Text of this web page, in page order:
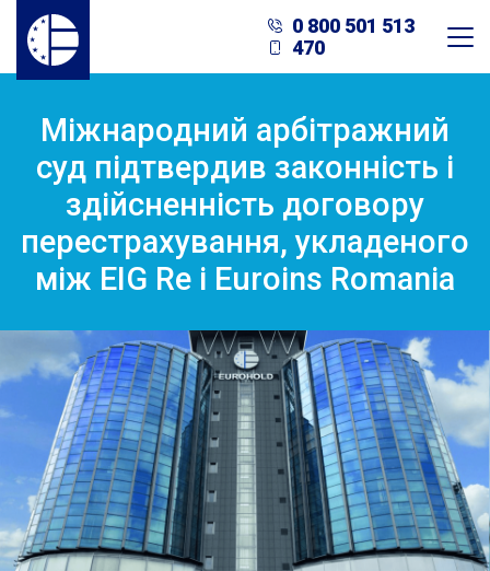
0 800 501 513
470
Міжнародний арбітражний
суд підтвердив законність і
здійсненність договору
перестрахування, укладеного
між EIG Re і Euroins Romania